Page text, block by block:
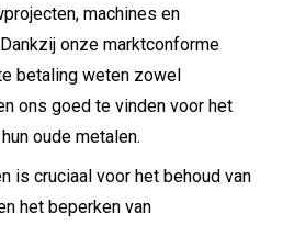
machines en
onze marktconforme
betaling weten zowel
ons goed te vinden voor het
oude metalen.
is cruciaal voor het behoud van
het beperken van